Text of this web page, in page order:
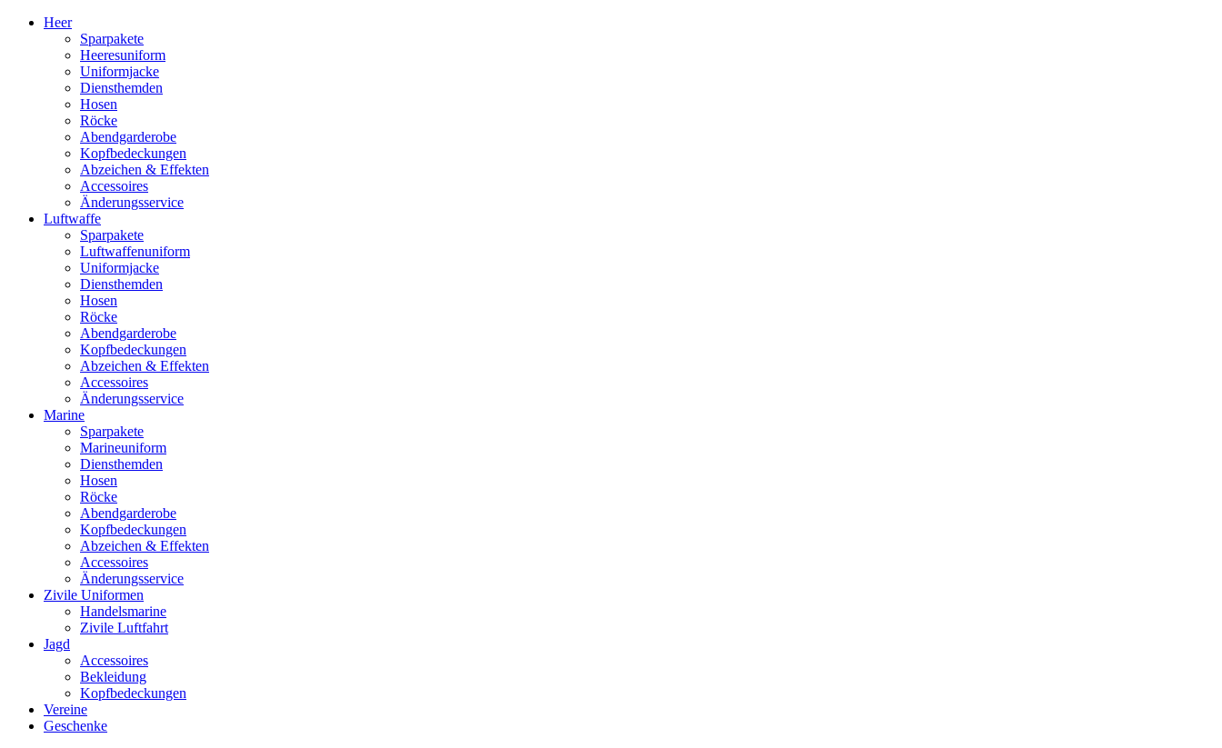
Heer
Sparpakete
Heeresuniform
Uniformjacke
Diensthemden
Hosen
Röcke
Abendgarderobe
Kopfbedeckungen
Abzeichen & Effekten
Accessoires
Änderungsservice
Luftwaffe
Sparpakete
Luftwaffenuniform
Uniformjacke
Diensthemden
Hosen
Röcke
Abendgarderobe
Kopfbedeckungen
Abzeichen & Effekten
Accessoires
Änderungsservice
Marine
Sparpakete
Marineuniform
Diensthemden
Hosen
Röcke
Abendgarderobe
Kopfbedeckungen
Abzeichen & Effekten
Accessoires
Änderungsservice
Zivile Uniformen
Handelsmarine
Zivile Luftfahrt
Jagd
Accessoires
Bekleidung
Kopfbedeckungen
Vereine
Geschenke